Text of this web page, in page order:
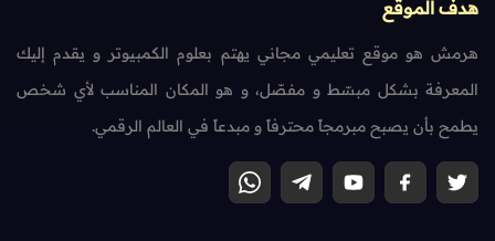
هدف الموقع
هرمش هو موقع تعليمي مجاني يهتم بعلوم الكمبيوتر و يقدم إليك
المعرفة بشكل مبسّط و مفصّل، و هو المكان المناسب لأي شخص
يطمح بأن يصبح مبرمجاً محترفاً و مبدعاً في العالم الرقمي.